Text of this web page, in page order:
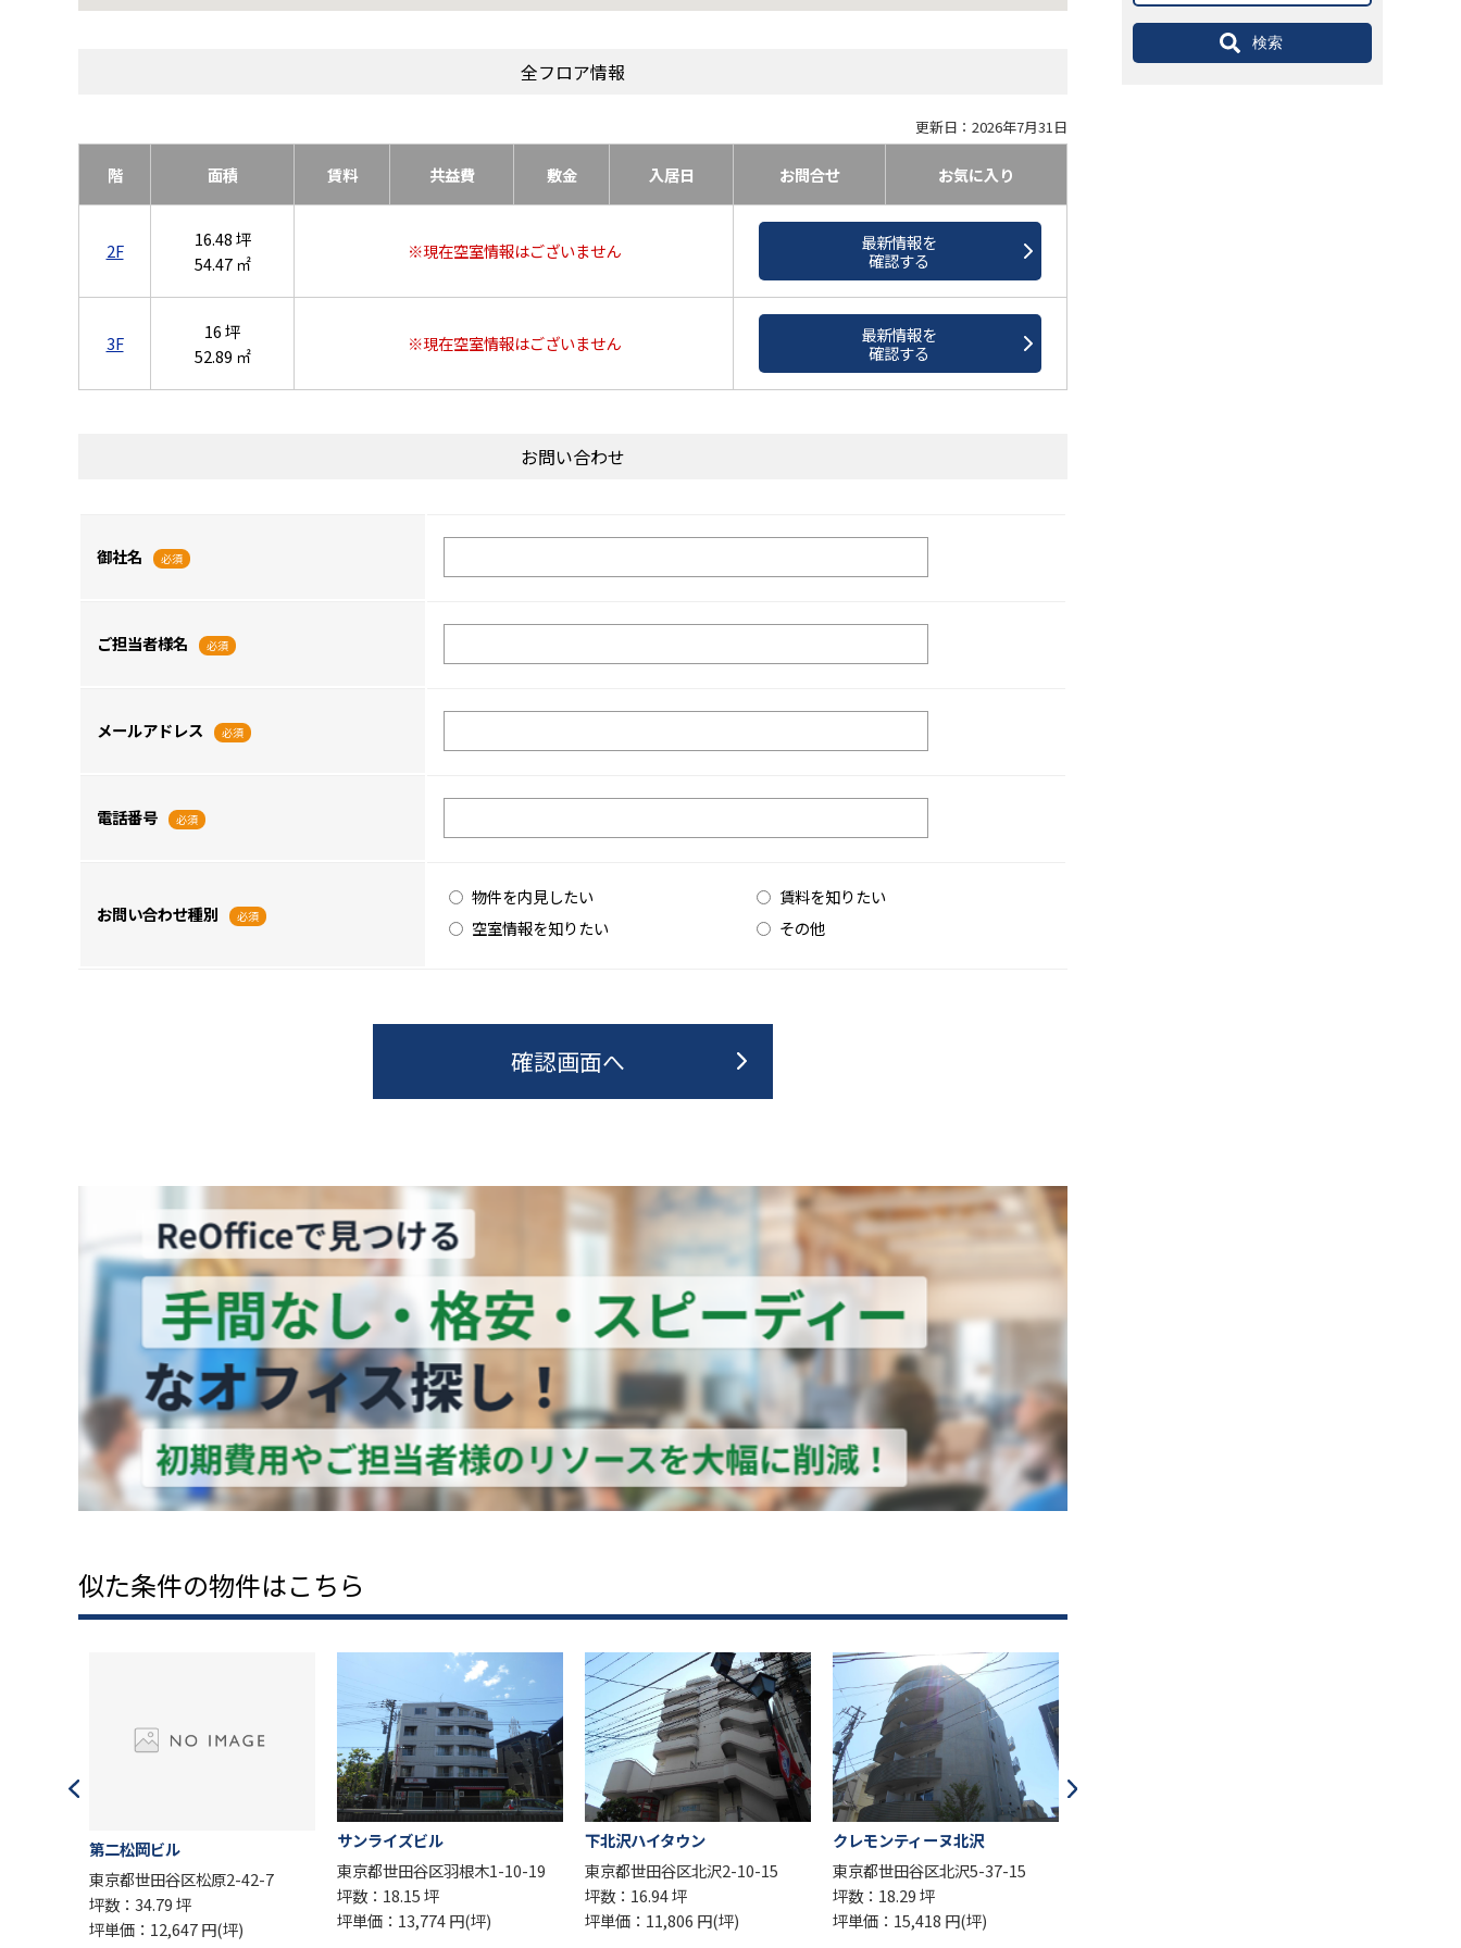
全フロア情報
更新日：2026年7月31日
階 面積 賃料 共益費 敷金 入居日 お問合せ お気に入り
2F
16.48 坪
54.47 ㎡
※現在空室情報はございません
最新情報を
確認する
3F
16 坪
52.89 ㎡
※現在空室情報はございません
最新情報を
確認する
お問い合わせ
御社名 必須
ご担当者様名 必須
メールアドレス 必須
電話番号 必須
お問い合わせ種別 必須
物件を内見したい
賃料を知りたい
空室情報を知りたい
その他
似た条件の物件はこちら
谷区松原2-42-7
円(坪)
東京都世田谷区羽根木1-10-19
坪数：18.15 坪
坪単価：13,774 円(坪)
下北沢ハイタウン
東京都世田谷区北沢2-10-15
坪数：16.94 坪
坪単価：11,806 円(坪)
クレモンティーヌ北沢
東京都世田谷区北沢5-37-15
坪数：18.29 坪
坪単価：15,418 円(坪)
下北沢プレイス
東京都世田谷区代田5-1-18
坪数：15.55 坪
坪単価：12,862 円(坪)
検索